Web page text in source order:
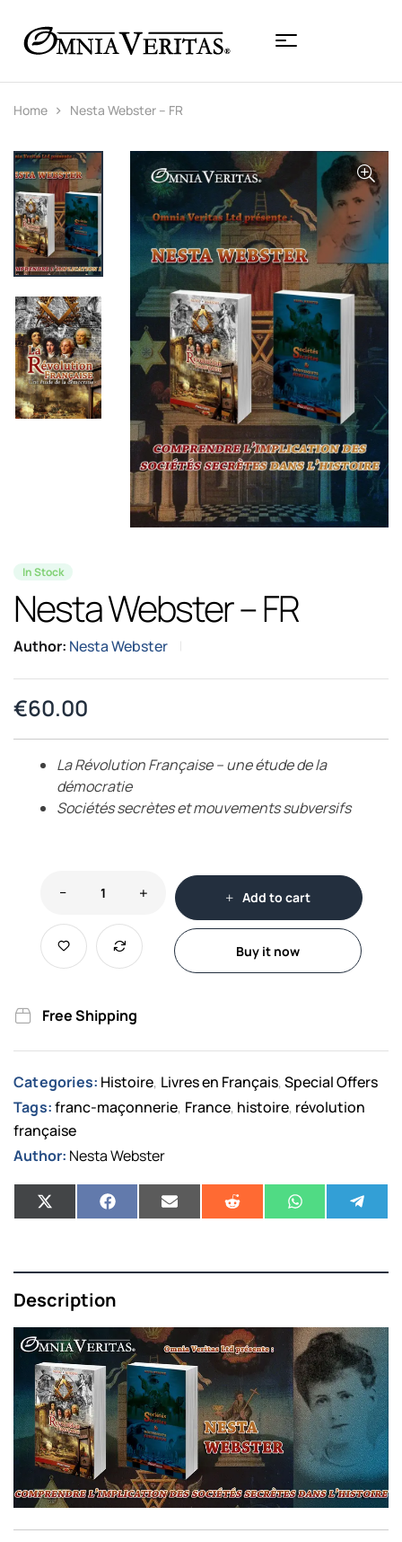
Home Nesta Webster – FR
In Stock
Nesta Webster – FR
Author: Nesta Webster
€60.00
La Révolution Française – une étude de la
démocratie
Sociétés secrètes et mouvements subversifs
Add to cart
Buy it now
Free Shipping
Categories: Histoire, Livres en Français,Special Offers
Tags:franc-maçonnerie, France, histoire, révolution
française
Author: Nesta Webster
Description